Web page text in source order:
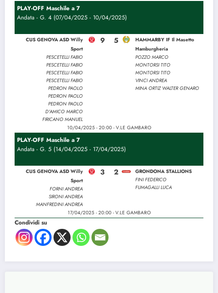
PLAY-OFF Maschile a 7
Andata - G. 4 (07/04/2025 - 10/04/2025)
CUS GENOVA ASD Willy
Sport
PESCETELLI FABIO
PESCETELLI FABIO
PESCETELLI FABIO
PESCETELLI FABIO
PEDRON PAOLO
PEDRON PAOLO
PEDRON PAOLO
D'AMICO MARCO
FIRICANO MANUEL
9 5
HAMMARBY IF Il Masetto
Hamburgheria
POZZO MARCO
MONTORSI TITO
MONTORSI TITO
VINCI ANDREA
MINA ORTIZ WALTER GENARO
10/04/2025 - 20:00 - V.LE GAMBARO
PLAY-OFF Maschile a 7
Andata - G. 5 (14/04/2025 - 17/04/2025)
CUS GENOVA ASD Willy
Sport
FORNI ANDREA
SIRONI ANDREA
MANFREDINI ANDREA
3 2
GRONDONA STALLIONS
FINI FEDERICO
FUMAGALLI LUCA
17/04/2025 - 20:00 - V.LE GAMBARO
Condividi su